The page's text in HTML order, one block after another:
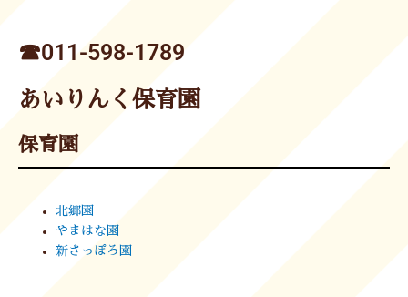
☎︎011-598-1789
あいりんく保育園
保育園
北郷園
やまはな園
新さっぽろ園